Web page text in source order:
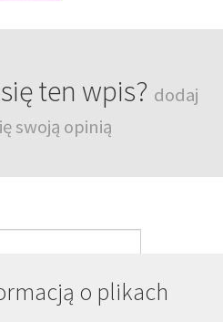
ten wpis? dodaj
swoją opinią
o plikach